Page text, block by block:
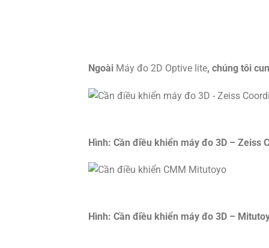
Ngoài Máy đo 2D Optive lite, chúng tôi
Hình: Cần điều khiển máy đo 3D – Zeiss
Hình: Cần điều khiển máy đo 3D –